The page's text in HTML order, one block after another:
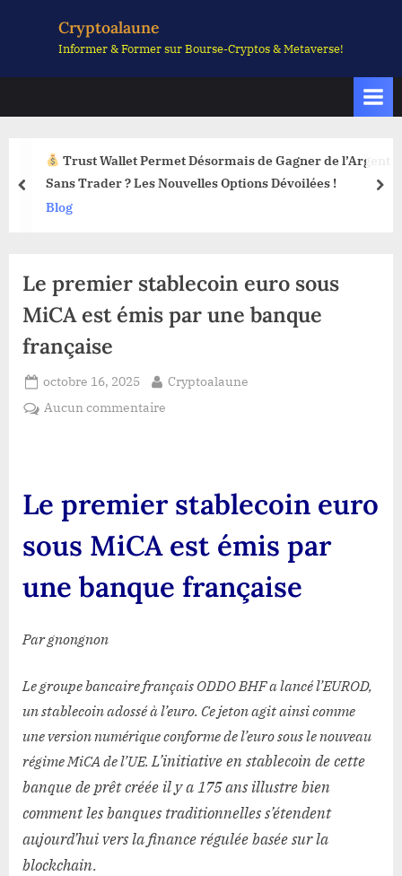
Cryptoalaune
Informer & Former sur Bourse-Cryptos & Metaverse!
Trust Wallet Permet Désormais de Gagner de l’Argent
Sans Trader ? Les Nouvelles Options Dévoilées !
Blog
prev
Le premier stablecoin euro sous
MiCA est émis par une banque
française
Posted
on
octobre 16, 2025 By
Cryptoalaune
Aucun commentaire
sous
est
émis
par
Le premier stablecoin euro
sous MiCA est émis par
une banque française
Par gnongnon
Le groupe bancaire français ODDO BHF a lancé l’EUROD,
un stablecoin adossé à l’euro. Ce jeton agit ainsi comme
une version numérique conforme de l’euro sous le nouveau
régime MiCA de l’UE. L’initiative en stablecoin de cette
banque de prêt créée il y a 175 ans illustre bien
comment les banques traditionnelles s’étendent
aujourd’hui vers la finance régulée basée sur la
blockchain.